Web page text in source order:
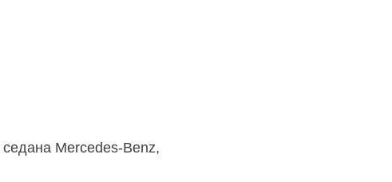
Mercedes-Benz,